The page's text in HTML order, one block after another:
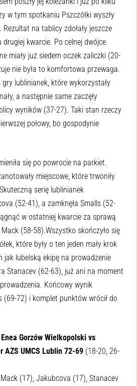
w tym spotkaniu Pszczółki wyszły
na tablicy zdołały jeszcze
kwarcie. Po celnej dwójce
miały już siedem oczek zaliczki (20-
nie była to komfortowa przewaga.
gry lublinianek, które wykorzystały
a następnie same zaczęły
wyników (37-27). Taki stan rzeczy
połowy, bo gospodynie
się po powrocie na parkiet.
miejscowe, które trwoniły
serię lublinianek
(52-41), a zamknęła Smalls (52-
w ostatniej kwarcie za sprawą
(58-58).Wszystko skończyło się
które były o ten jeden mały krok
jak lubelską ekipę na prowadzenie
Stanacev (62-63), już ani na moment
Końcowy wynik
(69-72) i komplet punktów wrócił do
Gorzów Wielkopolski vs
AZS UMCS Lublin 72-69 (18-20, 26-
(17), Jakubcova (17), Stanacev